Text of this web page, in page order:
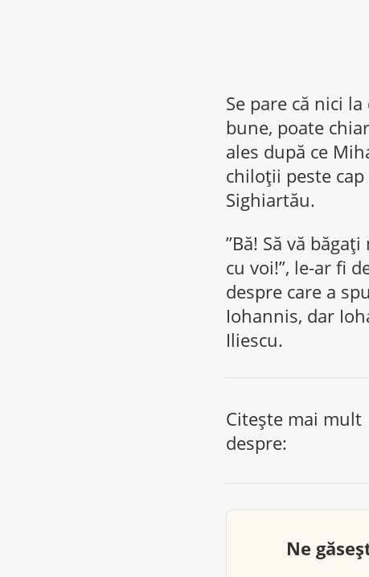
Se pare că nici
bune, poate
ales după ce
chiloții peste
Sighiartău.
”Bă! Să vă
cu voi!”, le-ar fi
despre care a
Iohannis, dar
Iliescu.
Citește mai mult
despre:
Ne